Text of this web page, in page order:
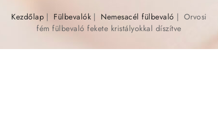
Kezdőlap Fülbevalók Nemesacél fülbevaló
Orvosi
fém fülbevaló fekete kristályokkal díszítve